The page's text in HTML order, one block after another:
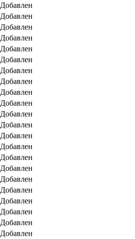
Добавлен
Добавлен
Добавлен
Добавлен
Добавлен
Добавлен
Добавлен
Добавлен
Добавлен
Добавлен
Добавлен
Добавлен
Добавлен
Добавлен
Добавлен
Добавлен
Добавлен
Добавлен
Добавлен
Добавлен
Добавлен
Добавлен